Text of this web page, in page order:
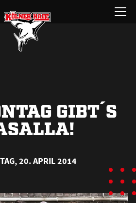
Menü
öffnen
GIBT´S
20. APRIL 2014